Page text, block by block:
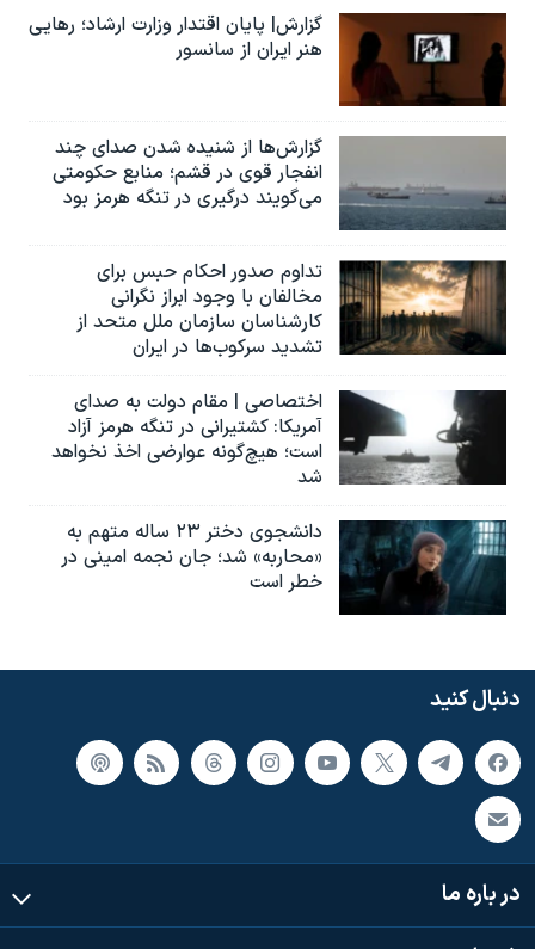
گزارش| پایان اقتدار وزارت ارشاد؛ رهایی
هنر ایران از سانسور
گزارش‌ها از شنیده شدن صدای چند
انفجار قوی در قشم؛ منابع حکومتی
می‌گویند درگیری در تنگه هرمز بود
تداوم صدور احکام حبس برای
مخالفان با وجود ابراز نگرانی
کارشناسان سازمان ملل متحد از
تشدید سرکوب‌ها در ایران
اختصاصی | مقام دولت به صدای
آمریکا: کشتیرانی در تنگه هرمز آزاد
است؛ هیچ‌گونه عوارضی اخذ نخواهد
شد
دانشجوی دختر ۲۳ ساله متهم به
«محاربه» شد؛ جان نجمه امینی در
خطر است
دنبال کنید
در باره ما